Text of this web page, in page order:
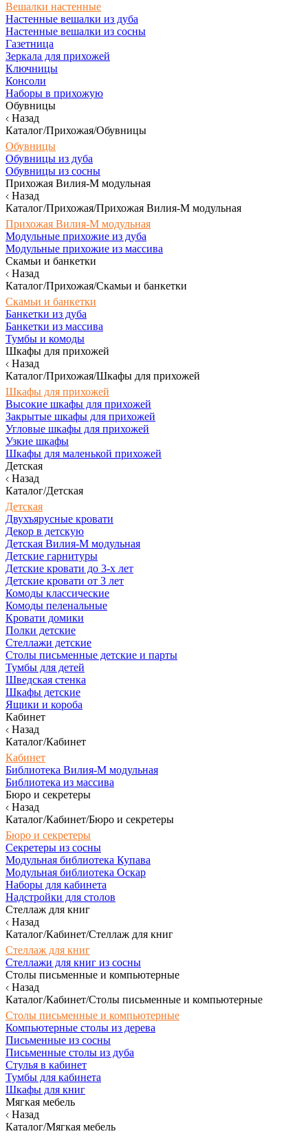
Вешалки настенные
Настенные вешалки из дуба
Настенные вешалки из сосны
Газетница
Зеркала для прихожей
Ключницы
Консоли
Наборы в прихожую
Обувницы
Назад
Каталог/Прихожая/Обувницы
Обувницы
Обувницы из дуба
Обувницы из сосны
Прихожая Вилия-М модульная
Назад
Каталог/Прихожая/Прихожая Вилия-М модульная
Прихожая Вилия-М модульная
Модульные прихожие из дуба
Модульные прихожие из массива
Скамьи и банкетки
Назад
Каталог/Прихожая/Скамьи и банкетки
Скамьи и банкетки
Банкетки из дуба
Банкетки из массива
Тумбы и комоды
Шкафы для прихожей
Назад
Каталог/Прихожая/Шкафы для прихожей
Шкафы для прихожей
Высокие шкафы для прихожей
Закрытые шкафы для прихожей
Угловые шкафы для прихожей
Узкие шкафы
Шкафы для маленькой прихожей
Детская
Назад
Каталог/Детская
Детская
Двухъярусные кровати
Декор в детскую
Детская Вилия-М модульная
Детские гарнитуры
Детские кровати до 3-х лет
Детские кровати от 3 лет
Комоды классические
Комоды пеленальные
Кровати домики
Полки детские
Стеллажи детские
Столы письменные детские и парты
Тумбы для детей
Шведская стенка
Шкафы детские
Ящики и короба
Кабинет
Назад
Каталог/Кабинет
Кабинет
Библиотека Вилия-М модульная
Библиотека из массива
Бюро и секретеры
Назад
Каталог/Кабинет/Бюро и секретеры
Бюро и секретеры
Секретеры из сосны
Модульная библиотека Купава
Модульная библиотека Оскар
Наборы для кабинета
Надстройки для столов
Стеллаж для книг
Назад
Каталог/Кабинет/Стеллаж для книг
Стеллаж для книг
Стеллажи для книг из сосны
Столы письменные и компьютерные
Назад
Каталог/Кабинет/Столы письменные и компьютерные
Столы письменные и компьютерные
Компьютерные столы из дерева
Письменные из сосны
Письменные столы из дуба
Стулья в кабинет
Тумбы для кабинета
Шкафы для книг
Мягкая мебель
Назад
Каталог/Мягкая мебель